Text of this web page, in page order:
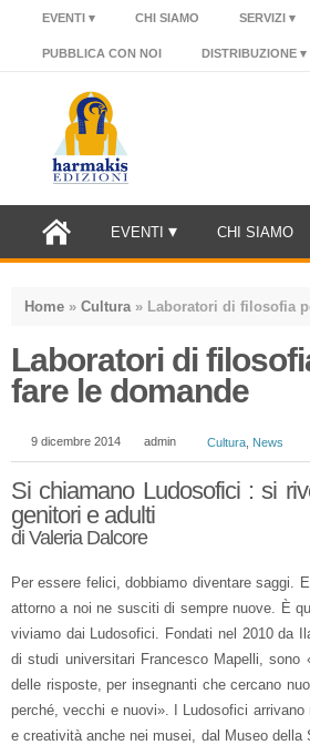
EVENTI CHI SIAMO SERVIZI
PUBBLICA CON NOI DISTRIBUZIONE
EVENTI CHI SIAMO
Home » Cultura» Laboratori di filosofia
Laboratori di
fare le domande
9 dicembre 2014 admin Cultura News
Si chiamano Ludosofici : si
genitori e adulti
di Valeria Dalcore
Per essere felici, dobbiamo diventare saggi.
attorno a noi ne susciti di sempre nuove. È
viviamo dai Ludosofici. Fondati nel 2010 da
di studi universitari Francesco Mapelli,
delle risposte, per insegnanti che cercano
perché, vecchi e nuovi». I Ludosofici
e creatività anche nei musei, dal Museo